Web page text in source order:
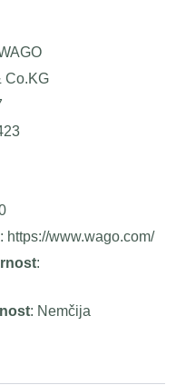
Co.KG
: https://www.wago.com/
:
: Nemčija